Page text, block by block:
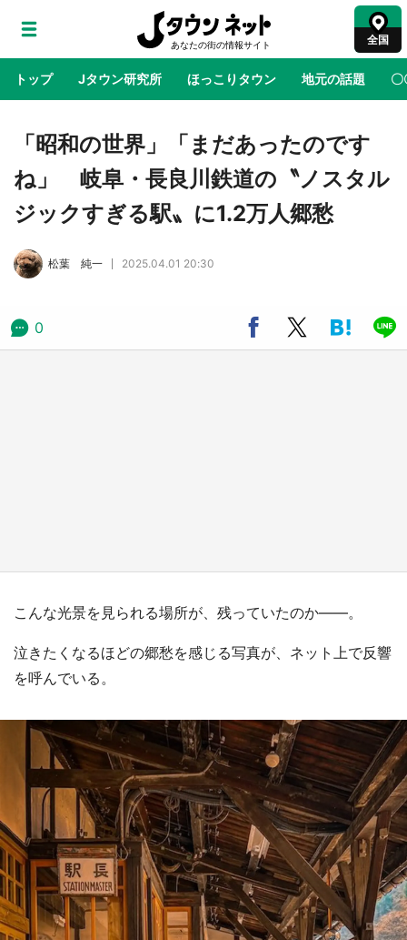
全国
トップ Jタウン研究所 ほっこりタウン 地元の話題 〇
地域×二次元 絶景 あの時はありがとう 物語がはじ
鳥取・境港「ゲゲゲの妖怪楽園」限定だった鬼
太郎グッズ買える 銀座・博品館TOY PARKへ
「昭和の世界」「まだあったのです
ね」 岐阜・長良川鉄道の〝ノスタル
ジックすぎる駅〟に1.2万人郷愁
松葉 純一 2025.04.01 20:30
0
こんな光景を見られる場所が、残っていたのか――。
泣きたくなるほどの郷愁を感じる写真が、ネット上で反響
を呼んでいる。